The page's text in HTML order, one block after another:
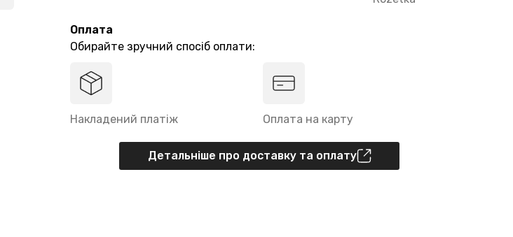
Оплата
Обирайте зручний спосіб оплати:
Накладений платіж Оплата на карту
Детальніше про доставку та оплату